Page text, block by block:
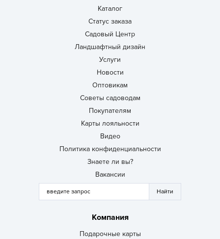
Каталог
Статус заказа
Садовый Центр
Ландшафтный дизайн
Услуги
Новости
Оптовикам
Советы садоводам
Покупателям
Карты лояльности
Видео
Политика конфиденциальности
Знаете ли вы?
Вакансии
Компания
Подарочные карты